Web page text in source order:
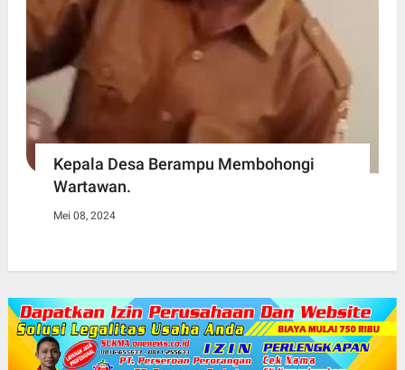
Kepala Desa Berampu Membohongi
Wartawan.
Mei 08, 2024